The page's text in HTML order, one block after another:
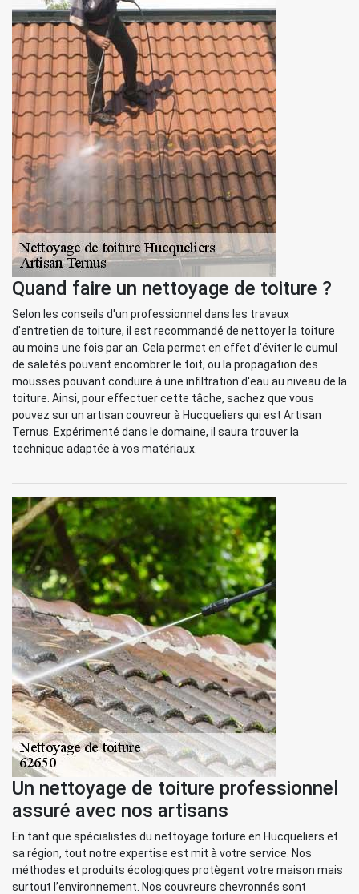
Quand faire un nettoyage de toiture ?
Selon les conseils d'un professionnel dans les travaux
d'entretien de toiture, il est recommandé de nettoyer la toiture
au moins une fois par an. Cela permet en effet d'éviter le cumul
de saletés pouvant encombrer le toit, ou la propagation des
mousses pouvant conduire à une infiltration d'eau au niveau de la
toiture. Ainsi, pour effectuer cette tâche, sachez que vous
pouvez sur un artisan couvreur à Hucqueliers qui est Artisan
Ternus. Expérimenté dans le domaine, il saura trouver la
technique adaptée à vos matériaux.
Un nettoyage de toiture professionnel
assuré avec nos artisans
En tant que spécialistes du nettoyage toiture en Hucqueliers et
sa région, tout notre expertise est mit à votre service. Nos
méthodes et produits écologiques protègent votre maison mais
surtout l’environnement. Nos couvreurs chevronnés sont